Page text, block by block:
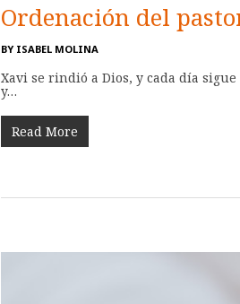
Ordenación del
BY ISABEL MOLINA
Xavi se rindió a Dios, y cada día
y…
Read More